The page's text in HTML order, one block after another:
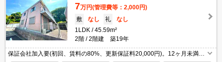
7万円(管理費等：2,000円)
敷
なし 礼
なし
1LDK
45.59m²
2階
2階建 築19年
保証会社加入要(初回、賃料の80%、更新保証料20,000円)。12ヶ月未満の